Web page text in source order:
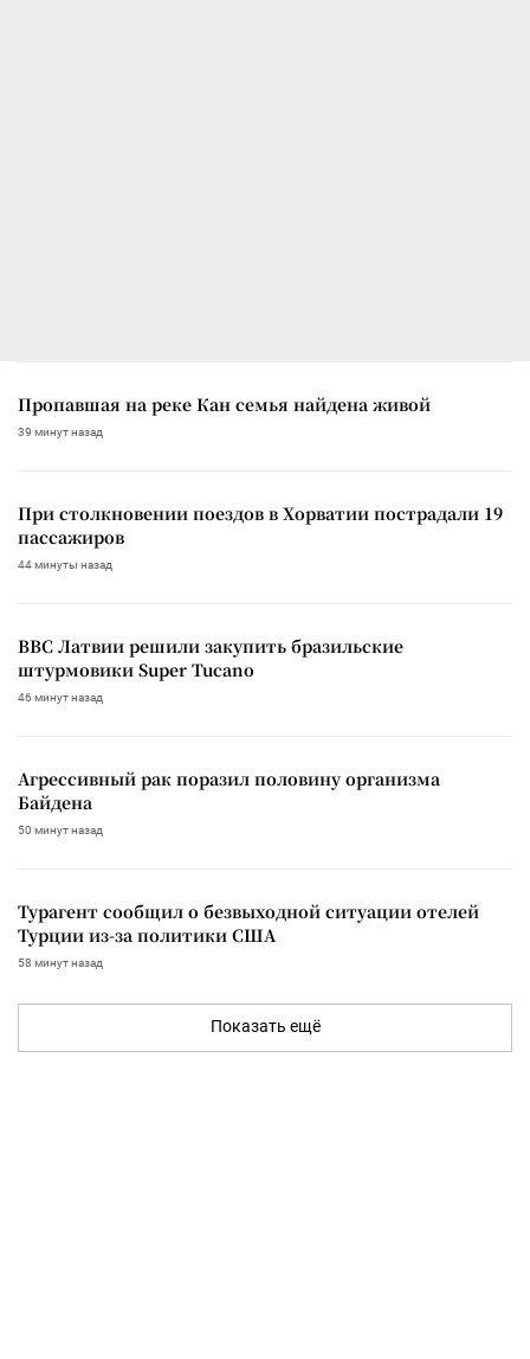
Пропавшая на реке Кан семья найдена живой
39 минут назад
При столкновении поездов в Хорватии пострадали 19
пассажиров
44 минуты назад
ВВС Латвии решили закупить бразильские
штурмовики Super Tucano
46 минут назад
Агрессивный рак поразил половину организма
Байдена
50 минут назад
Турагент сообщил о безвыходной ситуации отелей
Турции из-за политики США
58 минут назад
Показать ещё